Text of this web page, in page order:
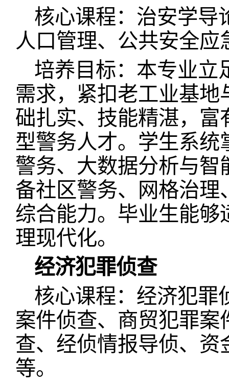
核心课程：治安学导
人口管理、公共安全
培养目标：本专业立
需求，紧扣老工业基
础扎实、技能精湛，
型警务人才。学生系
警务、大数据分析与智
备社区警务、网格治
综合能力。毕业生能
理现代化。
经济犯罪侦查
核心课程：经济犯罪
案件侦查、商贸犯罪
查、经侦情报导侦、
等。